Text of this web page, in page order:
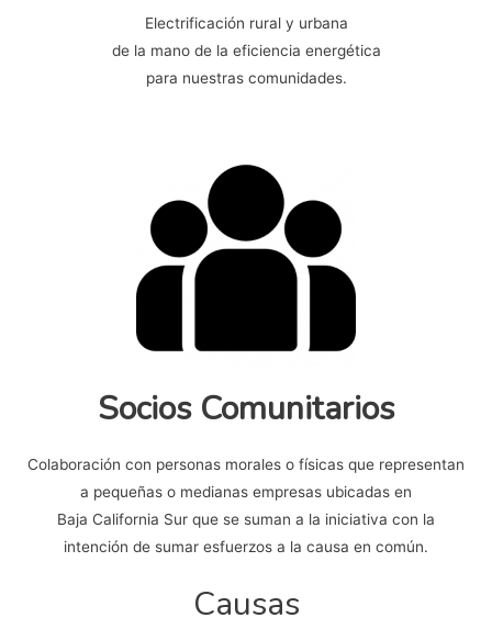
Electrificación rural y urbana
de la mano de la eficiencia energética
para nuestras comunidades.
Socios Comunitarios
Colaboración con personas morales o físicas que representan
a pequeñas o medianas empresas ubicadas en
Baja California Sur que se suman a la iniciativa con la
intención de sumar esfuerzos a la causa en común.
Causas